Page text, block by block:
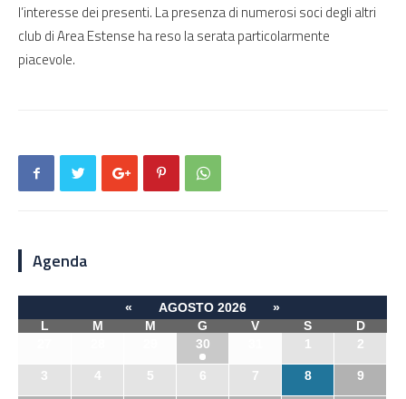
l’interesse dei presenti. La presenza di numerosi soci degli altri
club di Area Estense ha reso la serata particolarmente
piacevole.
Agenda
« AGOSTO 2026
»
L
M M G V S
D
30 1 2
3 4 5 6 7 8 9